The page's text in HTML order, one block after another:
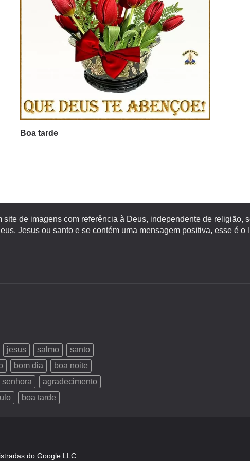
Boa tarde
site de imagens com referência à Deus, independente de religião,
Jesus ou santo e se contém uma mensagem positiva, esse é o
jesus salmo
santo
bom dia
boa noite
senhora
agradecimento
boa tarde
do Google LLC.